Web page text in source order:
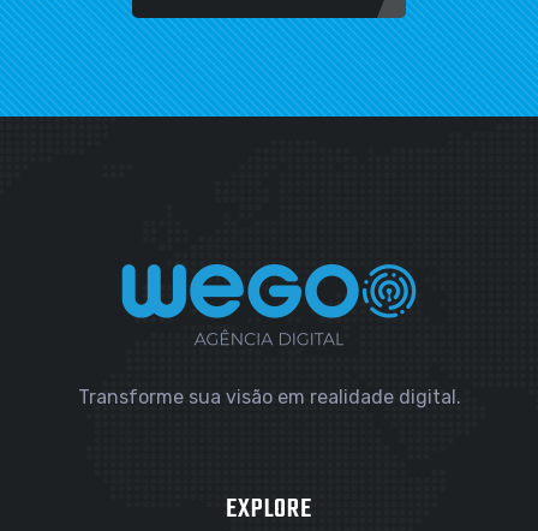
Transforme sua visão em realidade digital.
EXPLORE